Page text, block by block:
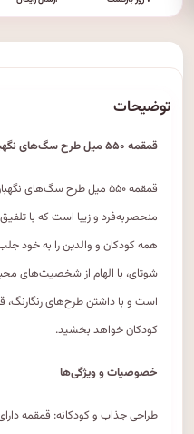
توضیحات
قمقمه ۵۵۰ میل طرح سگ‌های نگهبان شوتای کد: SM-۶۵۸۰
منحصربه‌فرد و زیبا است که با
همه کودکان و والدین را به خود
شوتای، با الهام از شخصیت‌های
است و با داشتن طرح‌های رنگارنگ،
کودکان خواهد بخشید.
خصوصیات و ویژگی‌ها
طراحی جذاب و کودکانه: قمقمه